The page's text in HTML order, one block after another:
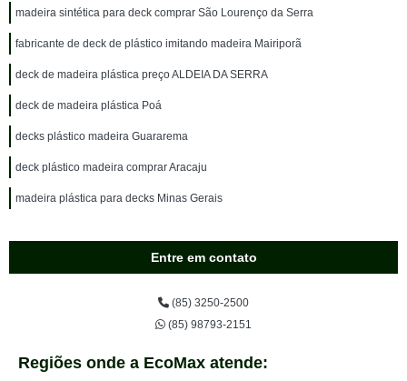
madeira sintética para deck comprar São Lourenço da Serra
fabricante de deck de plástico imitando madeira Mairiporã
deck de madeira plástica preço ALDEIA DA SERRA
deck de madeira plástica Poá
decks plástico madeira Guararema
deck plástico madeira comprar Aracaju
madeira plástica para decks Minas Gerais
Entre em contato
(85) 3250-2500
(85) 98793-2151
Regiões onde a EcoMax atende: